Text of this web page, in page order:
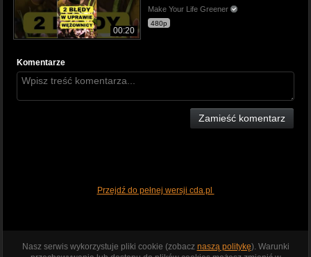
00:20
Make Your Life Greener
480p
Komentarze
Zamieść komentarz
Przejdź do pełnej wersji cda.pl
Nasz serwis wykorzystuje pliki cookie (zobacz naszą politykę). Warunki